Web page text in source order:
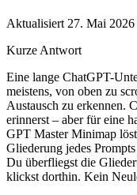
Aktualisiert 27. Mai 2026
Kurze Antwort
Eine lange ChatGPT-
meistens, von oben zu
Austausch zu erkennen.
erinnerst – aber für eine
GPT Master Minimap
Gliederung jedes
Du überfliegst die
klickst dorthin. Kein